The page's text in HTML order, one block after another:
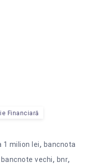
Financiară
1 milion lei, bancnota
bancnote vechi, bnr,